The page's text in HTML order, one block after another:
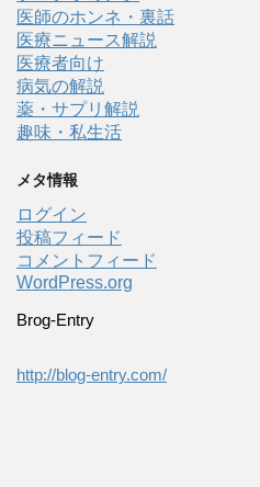
医師のホンネ・裏話
医療ニュース解説
医療者向け
病気の解説
薬・サプリ解説
趣味・私生活
メタ情報
ログイン
投稿フィード
コメントフィード
WordPress.org
Brog-Entry
http://blog-entry.com/